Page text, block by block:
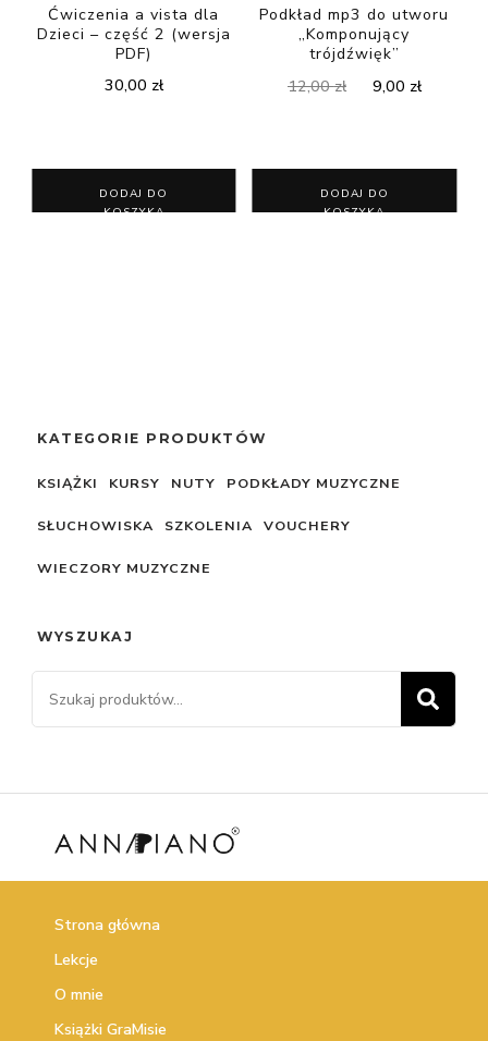
Ćwiczenia a vista dla
Dzieci – część 2 (wersja
PDF)
30,00 zł
DODAJ DO
KOSZYKA
Podkład mp3 do utworu
„Komponujący
trójdźwięk”
12,00zł
Pierwotna
9,00 zł
DODAJ DO
KOSZYKA
KATEGORIE PRODUKTÓW
KSIĄŻKI KURSY NUTY PODKŁADY MUZYCZNE
SŁUCHOWISKA SZKOLENIA VOUCHERY
WIECZORY MUZYCZNE
WYSZUKAJ
Szukaj:
Strona główna
Lekcje
O mnie
Książki GraMisie